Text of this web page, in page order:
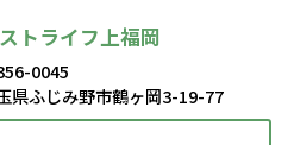
トライフ上福岡
0045
県ふじみ野市鶴ヶ岡3-19-77